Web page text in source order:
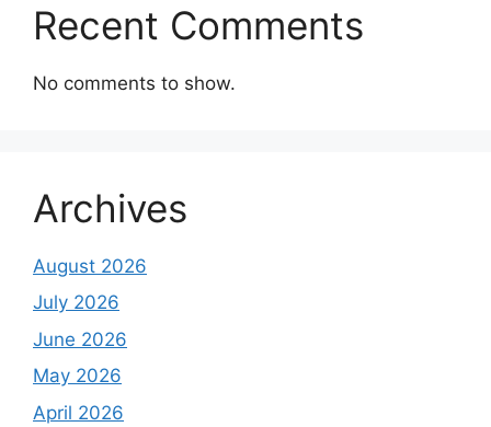
Recent Comments
No comments to show.
Archives
August 2026
July 2026
June 2026
May 2026
April 2026